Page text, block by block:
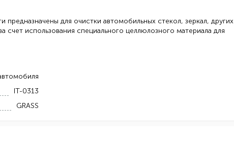
для очистки автомобильных стекол, зеркал, других
использования специального целлюлозного материала для
IT-0313
GRASS